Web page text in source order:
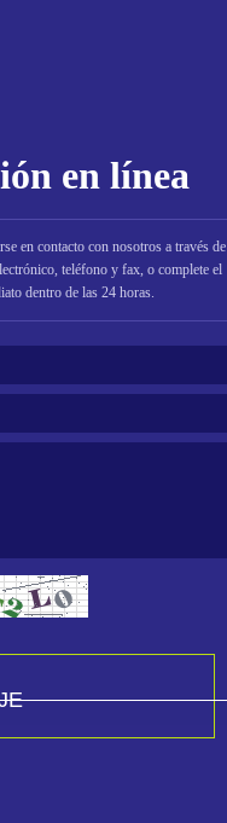
en línea
en contacto con nosotros a través de
teléfono y fax, o complete el
dentro de las 24 horas.